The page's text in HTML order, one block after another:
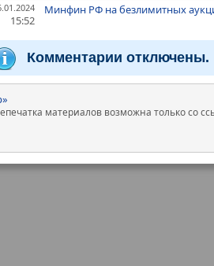
15:52
Минфин РФ на безлимитных
Комментарии отключены.
материалов возможна только со